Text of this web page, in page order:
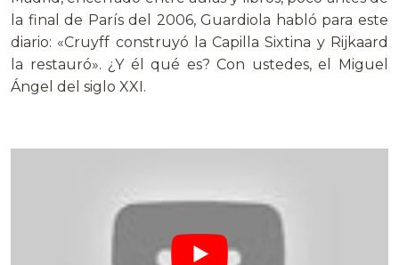
la final de París del 2006, Guardiola habló para este
diario: «Cruyff construyó la Capilla Sixtina y Rijkaard
la restauró». ¿Y él qué es? Con ustedes, el Miguel
Ángel del siglo XXI.